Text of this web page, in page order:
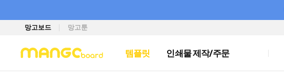
망고보드 망고툰
템플릿 인쇄물 제작/주문